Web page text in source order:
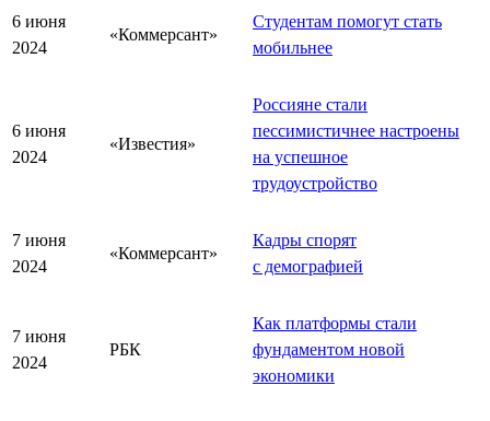
6 июня
2024
«Коммерсант»
Студентам помогут стать
мобильнее
6 июня
2024
«Известия»
Россияне стали
пессимистичнее настроены
на успешное
трудоустройство
7 июня
2024
«Коммерсант»
Кадры спорят
с демографией
7 июня
2024
РБК
Как платформы стали
фундаментом новой
экономики